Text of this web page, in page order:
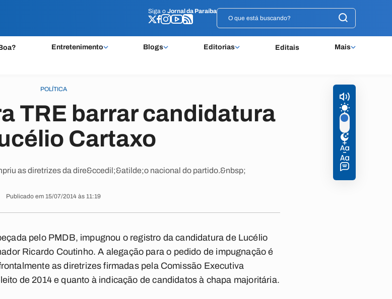
Siga o Jornal da Paraíba
Entretenimento Blogs Editorias Editais Mais
Siga o Jornal da Paraíba
POLÍTICA
TRE barrar candidatura
Cartaxo
as diretrizes da dire&ccedil;&atilde;o nacional do partido.&nbsp;
Publicado em 15/07/2014 às 11:19
pelo PMDB, impugnou o registro da candidatura de Lucélio
Ricardo Coutinho. A alegação para o pedido de impugnação é
as diretrizes firmadas pela Comissão Executiva
de 2014 e quanto à indicação de candidatos à chapa majoritária.